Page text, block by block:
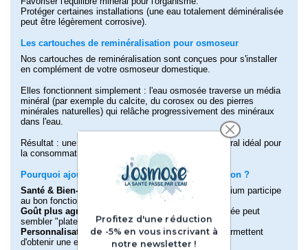
(14
Protéger certaines installations (une eau totalement déminéralisée
peut être légèrement corrosive).
Les cartouches de reminéralisation pour osmoseur
Nos cartouches de reminéralisation sont conçues pour s'installer
en complément de votre osmoseur domestique.
Elles fonctionnent simplement : l'eau osmosée traverse un média
minéral (par exemple du calcite, du corosex ou des pierres
minérales naturelles) qui relâche progressivement des minéraux
dans l'eau.
Résultat : une eau pure, mais avec un équilibre minéral idéal pour
la consommation quotidienne.
Pourquoi ajouter une cartouche de reminéralisation ?
Santé & Bien-être
: un apport en calcium et magnésium participe
au bon fonctionnement du corps.
Goût plus agréable
: l'eau osmosée non reminéralisée peut
sembler "plate"
Personnalisation: certains filtres ajuste le pH et permettent
d'obtenir une eau plus alcaline.
Profitez d'une réduction
de -5% en vous inscrivant à
notre newsletter !